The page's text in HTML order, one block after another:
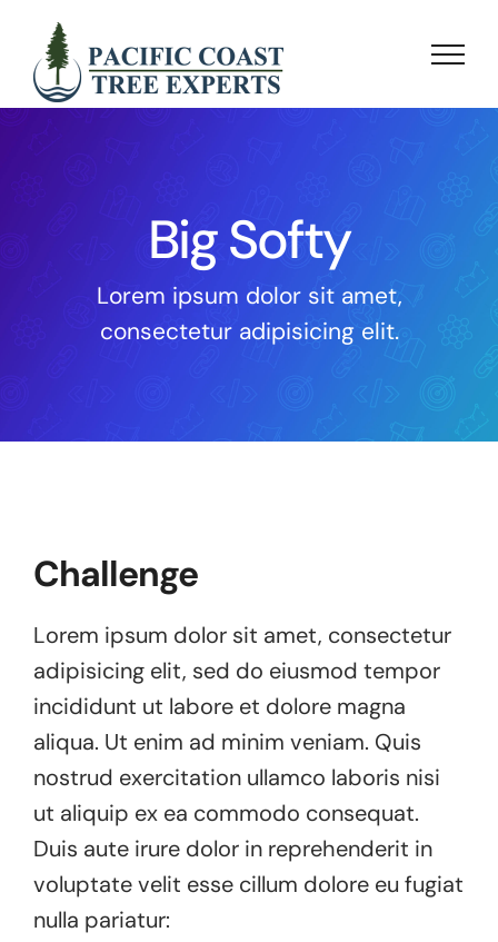
content
Big Softy
Lorem ipsum dolor sit amet,
consectetur adipisicing elit.
Challenge
Lorem ipsum dolor sit amet, consectetur
adipisicing elit, sed do eiusmod tempor
incididunt ut labore et dolore magna
aliqua. Ut enim ad minim veniam. Quis
nostrud exercitation ullamco laboris nisi
ut aliquip ex ea commodo consequat.
Duis aute irure dolor in reprehenderit in
voluptate velit esse cillum dolore eu fugiat
nulla pariatur: